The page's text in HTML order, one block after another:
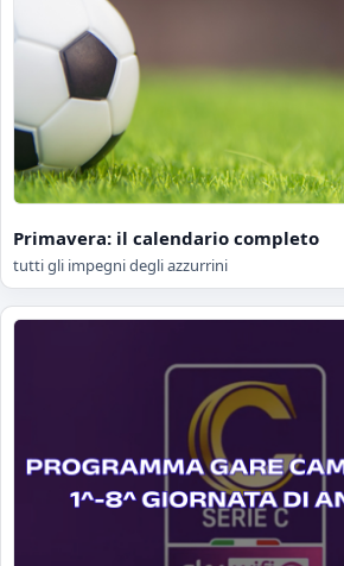
Primavera: il calendario completo
tutti gli impegni degli azzurrini